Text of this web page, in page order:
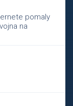
pomaly
na